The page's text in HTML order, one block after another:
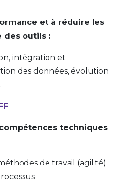
et à réduire les
des outils :
intégration et
des données, évolution
techniques
de travail (agilité)